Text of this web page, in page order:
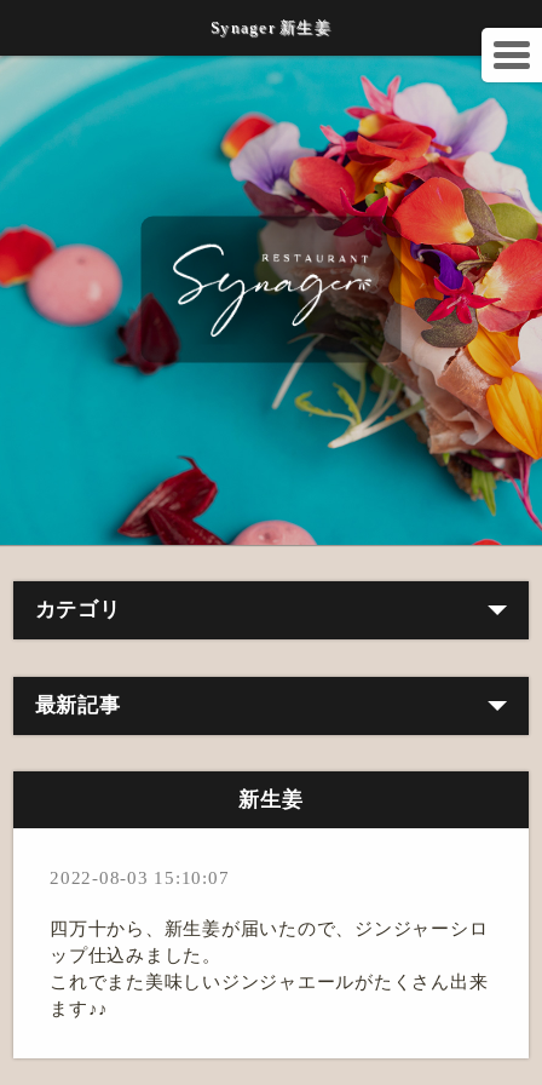
Synager 新生姜
カテゴリ
最新記事
新生姜
2022-08-03 15:10:07
四万十から、新生姜が届いたので、ジンジャーシロ
ップ仕込みました。
これでまた美味しいジンジャエールがたくさん出来
ます♪♪